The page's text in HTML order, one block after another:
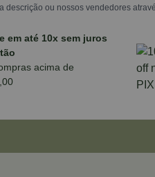
descrição ou nossos vendedores
em até 10x sem juros
acima de